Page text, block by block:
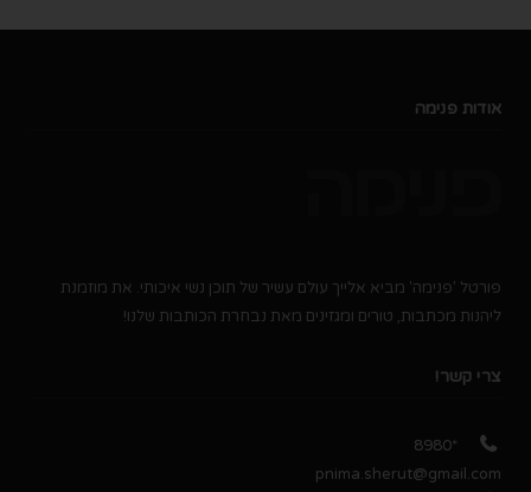
אודות פנימה
פורטל 'פנימה' מביא אלייך עולם עשיר של תוכן נשי איכותי. את מוזמנת
ליהנות מכתבות, טורים ומגזינים מאת נבחרת הכותבות שלנו!
צרי קשר!
*8980
pnima.sherut@gmail.com